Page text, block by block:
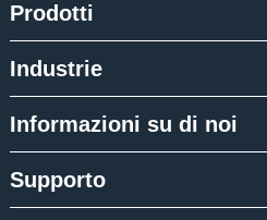
Prodotti
Industrie
Informazioni su di noi
Supporto